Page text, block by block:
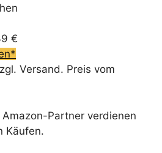
€
Versand. Preis vom
Partner verdienen
Käufen.